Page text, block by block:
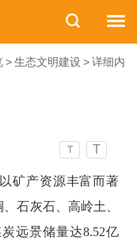
>生态文明建设>详细内
T T
矿产资源丰富而著
石灰石、高岭土、
远景储量达8.52亿